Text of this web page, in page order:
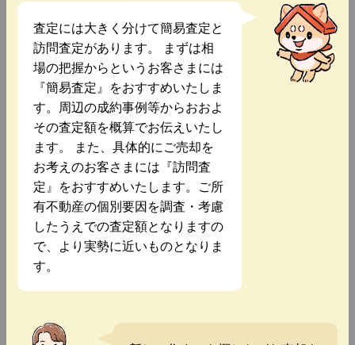
査定には大きく分けて簡易査定と
訪問査定があります。 まずは相
場の把握からというお客さまには
『簡易査定』をおすすめいたしま
す。周辺の成約事例等からおおよ
その査定額を概算でお伝えいたし
ます。 また、具体的にご売却を
お考えのお客さまには『訪問査
定』をおすすめいたします。ご所
有不動産の個別要因を調査・考慮
したうえでの査定額となりますの
で、より実勢に近いものとなりま
す。